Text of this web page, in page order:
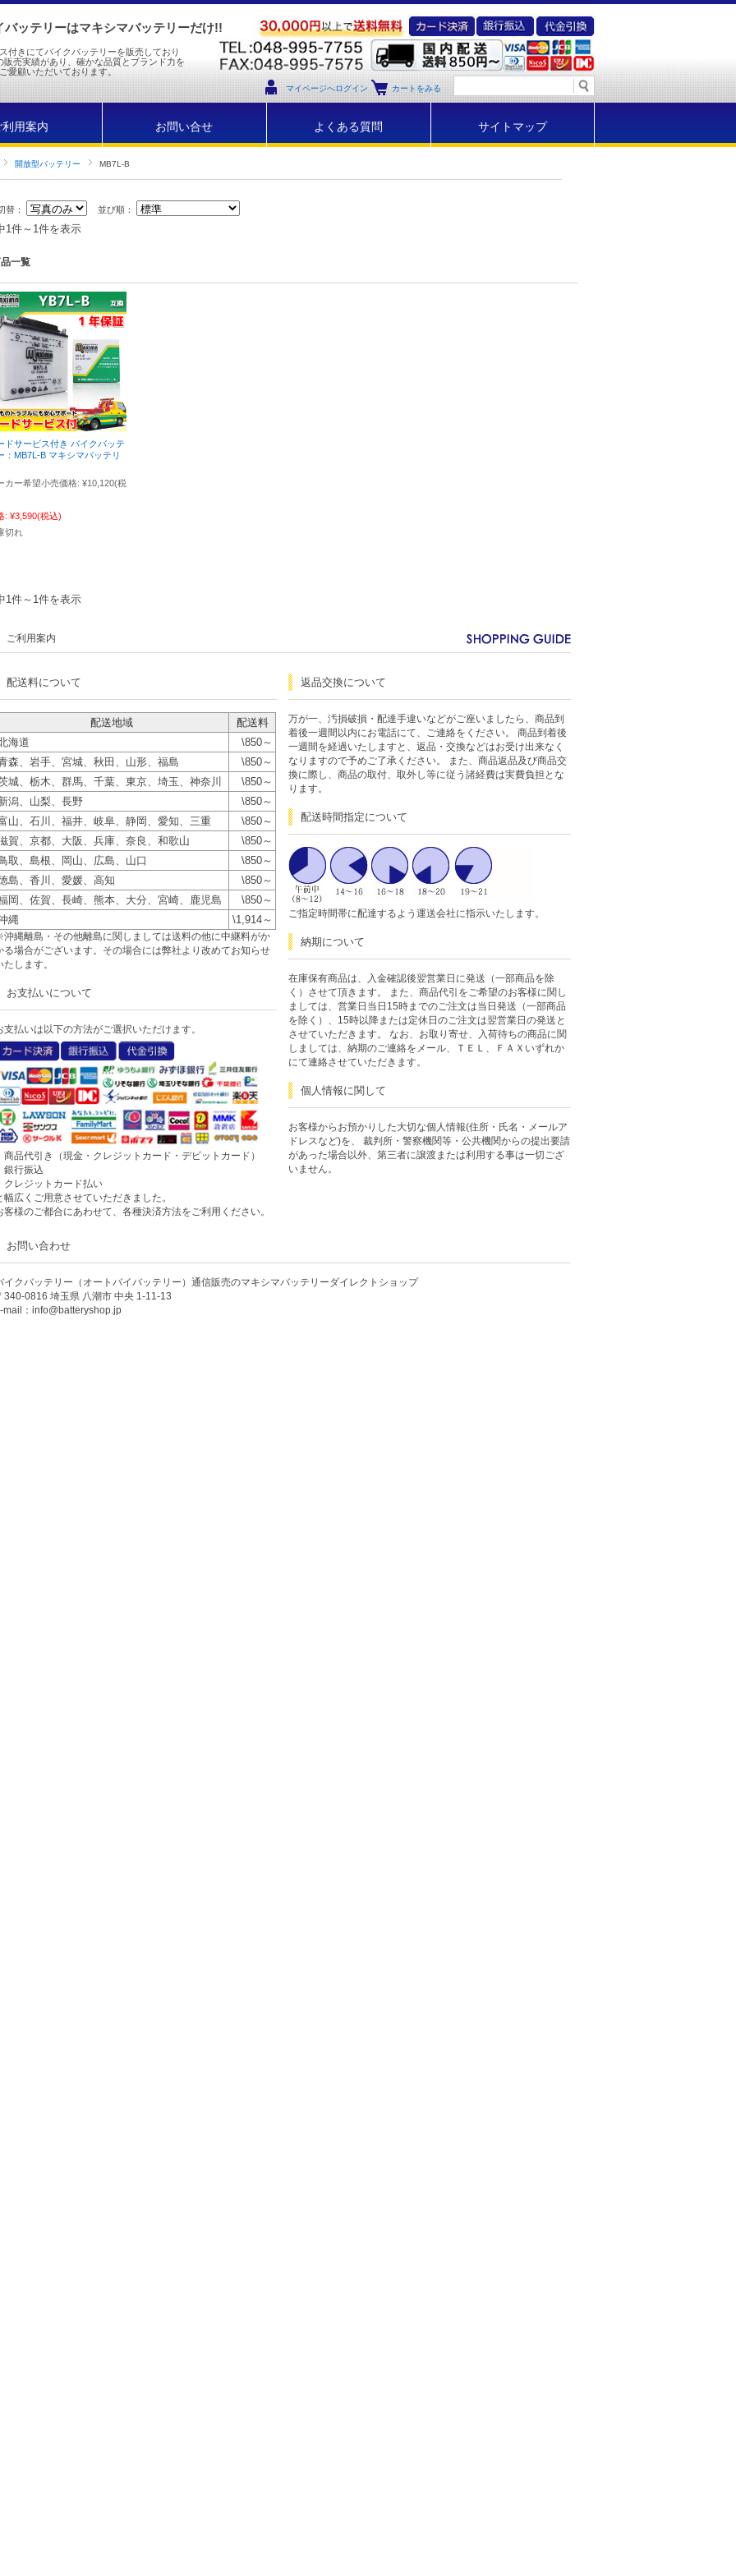
ッテリーはマキシマバッテリーだけ!!
付きにてバイクバッテリーを販売しており
販売実績があり、確かな品質とブランド力を
愛顧いただいております。
マイページへログイン カートをみる
利用案内 お問い合せ よくある質問 サイトマップ
開放型バッテリー MB7L-B
替： 並び順：
1件～1件を表示
一覧
ドサービス付き バイクバッテ
：MB7L-B マキシマバッテリ
カー希望小売価格: ¥10,120(税
: ¥3,590(税込)
切れ
1件～1件を表示
ご利用案内
配送料について
配送地域
配送料
海道
\850～
森、岩手、宮城、秋田、山形、福島
\850～
城、栃木、群馬、千葉、東京、埼玉、神奈川
\850～
潟、山梨、長野
\850～
山、石川、福井、岐阜、静岡、愛知、三重
\850～
賀、京都、大阪、兵庫、奈良、和歌山
\850～
取、島根、岡山、広島、山口
\850～
島、香川、愛媛、高知
\850～
岡、佐賀、長崎、熊本、大分、宮崎、鹿児島
\850～
縄
\1,914～
縄離島・その他離島に関しましては送料の他に中継料がか
る場合がございます。その場合には弊社より改めてお知らせ
たします。
お支払いについて
支払いは以下の方法がご選択いただけます。
商品代引き（現金・クレジットカード・デビットカード）
銀行振込
クレジットカード払い
幅広くご用意させていただきました。
客様のご都合にあわせて、各種決済方法をご利用ください。
返品交換について
万が一、汚損破損・配達手違いなどがご座いましたら、商品到
着後一週間以内にお電話にて、ご連絡をください。 商品到着後
一週間を経過いたしますと、返品・交換などはお受け出来なく
なりますので予めご了承ください。 また、商品返品及び商品交
換に際し、商品の取付、取外し等に従う諸経費は実費負担とな
ります。
配送時間指定について
ご指定時間帯に配達するよう運送会社に指示いたします。
納期について
在庫保有商品は、入金確認後翌営業日に発送（一部商品を除
く）させて頂きます。 また、商品代引をご希望のお客様に関し
ましては、営業日当日15時までのご注文は当日発送（一部商品
を除く）、15時以降または定休日のご注文は翌営業日の発送と
させていただきます。 なお、お取り寄せ、入荷待ちの商品に関
しましては、納期のご連絡をメール、ＴＥＬ、ＦＡＸいずれか
にて連絡させていただきます。
個人情報に関して
お客様からお預かりした大切な個人情報(住所・氏名・メールア
ドレスなど)を、 裁判所・警察機関等・公共機関からの提出要請
があった場合以外、第三者に譲渡または利用する事は一切ござ
いません。
お問い合わせ
イクバッテリー（オートバイバッテリー）通信販売のマキシマバッテリーダイレクトショップ
340-0816 埼玉県 八潮市 中央 1-11-13
mail：info@batteryshop.jp